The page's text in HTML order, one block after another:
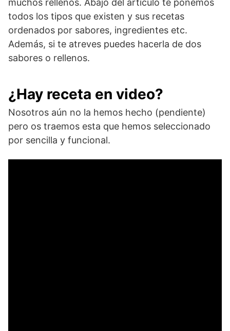
todos los tipos que existen y sus recetas
ordenados por sabores, ingredientes etc.
Además, si te atreves puedes hacerla de dos
sabores o rellenos.
¿Hay receta en video?
Nosotros aún no la hemos hecho (pendiente)
pero os traemos esta que hemos seleccionado
por sencilla y funcional.